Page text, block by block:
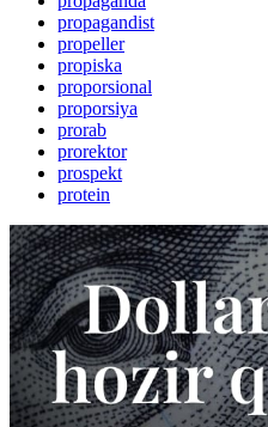
propagandist
propeller
propiska
proporsional
proporsiya
prorab
prorektor
prospekt
protein